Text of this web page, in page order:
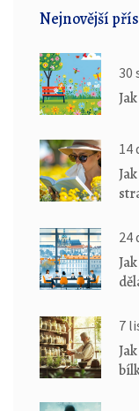
Nejnovější
30
14
24
7